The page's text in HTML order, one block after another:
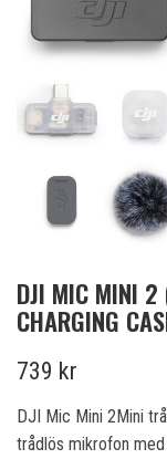
DJI MIC MINI 2
CHARGING
739 kr
DJI Mic Mini 2Mini
trådlös mikrofon